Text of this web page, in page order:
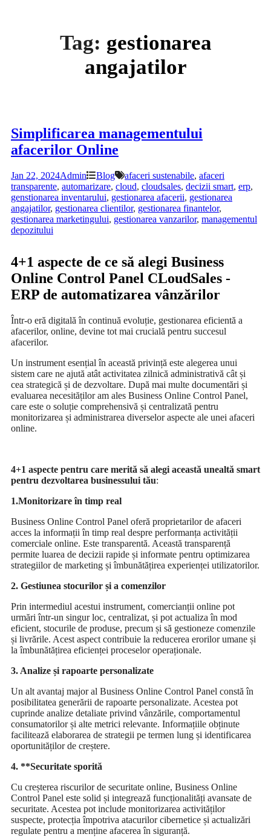
Tag: gestionarea
angajatilor
Simplificarea managementului
afacerilor Online
Jan 22, 2024Admin Blog afaceri sustenabile, afaceri
transparente, automarizare, cloud, cloudsales, decizii smart, erp,
genstionarea inventarului, gestionarea afacerii, gestionarea
angajatilor, gestionarea clientilor, gestionarea finantelor,
gestionarea marketingului, gestionarea vanzarilor, managementul
depozitului
4+1 aspecte de ce să alegi Business
Online Control Panel CLoudSales -
ERP de automatizarea vânzărilor
Într-o eră digitală în continuă evoluție, gestionarea eficientă a
afacerilor, online, devine tot mai crucială pentru succesul
afacerilor.
Un instrument esențial în această privință este alegerea unui
sistem care ne ajută atât activitatea zilnică administrativă cât și
cea strategică și de dezvoltare. După mai multe documentări și
evaluarea necesităților am ales Business Online Control Panel,
care este o soluție comprehensivă și centralizată pentru
monitorizarea și administrarea diverselor aspecte ale unei afaceri
online.
4+1 aspecte pentru care merită să alegi această unealtă smart
pentru dezvoltarea businessului tău:
1.Monitorizare în timp real
Business Online Control Panel oferă proprietarilor de afaceri
acces la informații în timp real despre performanța activității
comerciale online. Este transparentă. Această transparență
permite luarea de decizii rapide și informate pentru optimizarea
strategiilor de marketing și îmbunătățirea experienței utilizatorilor.
2. Gestiunea stocurilor și a comenzilor
Prin intermediul acestui instrument, comercianții online pot
urmări într-un singur loc, centralizat, și pot actualiza în mod
eficient, stocurile de produse, precum și să gestioneze comenzile
și livrările. Acest aspect contribuie la reducerea erorilor umane și
la îmbunătățirea eficienței proceselor operaționale.
3. Analize și rapoarte personalizate
Un alt avantaj major al Business Online Control Panel constă în
posibilitatea generării de rapoarte personalizate. Acestea pot
cuprinde analize detaliate privind vânzările, comportamentul
consumatorilor și alte metrici relevante. Informațiile obținute
facilitează elaborarea de strategii pe termen lung și identificarea
oportunităților de creștere.
4. **Securitate sporită
Cu creșterea riscurilor de securitate online, Business Online
Control Panel este solid și integrează funcționalități avansate de
securitate. Acestea pot include monitorizarea activităților
suspecte, protecția împotriva atacurilor cibernetice și actualizări
regulate pentru a menține afacerea în siguranță.